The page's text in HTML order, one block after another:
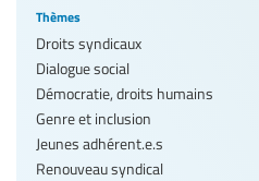
Thèmes
Droits syndicaux
Dialogue social
Démocratie, droits humains
Genre et inclusion
Jeunes adhérent.e.s
Renouveau syndical